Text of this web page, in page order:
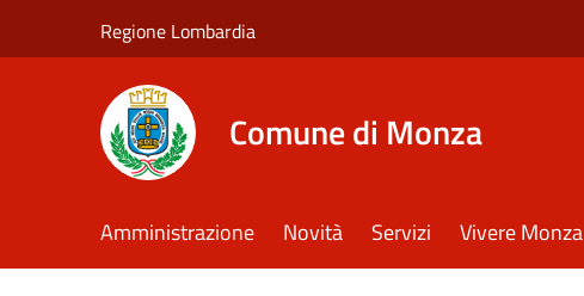
Regione Lombardia
Comune di Monza
Amministrazione Novità Servizi Vivere Monza